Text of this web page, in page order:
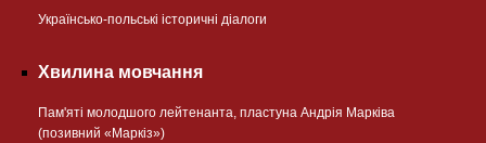
Українсько-польські історичні діалоги
Хвилина мовчання
Пам'яті молодшого лейтенанта, пластуна Андрія Марківа
(позивний «Маркіз»)